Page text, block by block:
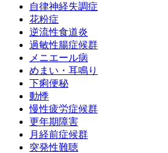
自律神経失調症
花粉症
逆流性食道炎
過敏性腸症候群
メニエール病
めまい・耳鳴り
下痢便秘
動悸
慢性疲労症候群
更年期障害
月経前症候群
突発性難聴